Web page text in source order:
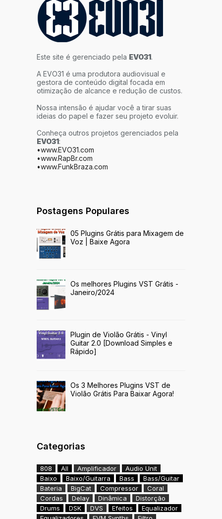
Este site é gerenciado pela EVO31.
A EVO31 é uma produtora audiovisual e
gestora de conteúdo digital focada em
otimização de alcance e redução de custos.
Nossa intensão é ajudar você a tirar suas
ideias do papel e fazer seu projeto evoluir.
Conheça outros projetos gerenciados pela
EVO31:
•www.EVO31.com
•www.RapBr.com
•www.FunkBraza.com
Postagens Populares
05 Plugins Grátis para Mixagem de
Voz | Baixe Agora
Os melhores Plugins VST Grátis -
Janeiro/2024
Plugin de Violão Grátis - Vinyl
Guitar 2.0 [Download Simples e
Rápido]
Os 3 Melhores Plugins VST de
Violão Grátis Para Baixar Agora!
Categorias
808 All Amplificador
Audio Unit
Baixo
Baixo/Guitarra Bass
Bass/Guitar
Bateria
BigCat Compressor
Coral
Cordas
Delay Dinâmica
Distorção
Drums
DSK DVS Efeitos
Equalizador